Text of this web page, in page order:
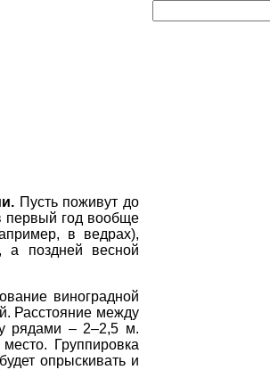
Пусть поживут до
первый год вообще
в ведрах),
а поздней весной
виноградной
Расстояние между
рядами – 2–2,5 м.
Группировка
опрыскивать и